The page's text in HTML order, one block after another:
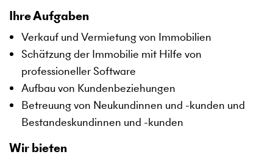
Ihre Aufgaben
Verkauf und Vermietung von Immobilien
Schätzung der Immobilie mit Hilfe von
professioneller Software
Aufbau von Kundenbeziehungen
Betreuung von Neukundinnen und -kunden und
Bestandeskundinnen und -kunden
Wir bieten